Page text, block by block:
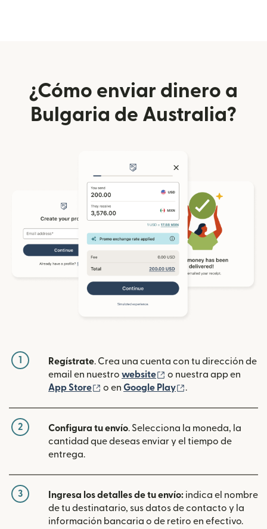
¿Cómo enviar dinero a
Bulgaria de Australia?
1 Regístrate. Crea una cuenta con tu dirección de
email en nuestro website (se abre en una
o nuestra app en
App Store
(se abre en una ventana nueva)
o en Google Play (se abre en una
.
2 Configura tu envío. Selecciona la moneda, la
cantidad que deseas enviar y el tiempo de
entrega.
3 Ingresa los detalles de tu envío: indica el nombre
de tu destinatario, sus datos de contacto y la
información bancaria o de retiro en efectivo.